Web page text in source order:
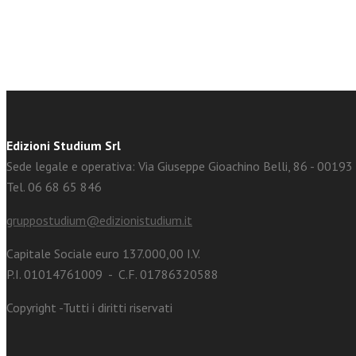
Edizioni Studium Srl
Sede legale e operativa: Via Giuseppe Gioachino Belli, 86 - 00193
Tel. 06 68 65 846
gruppostudium@edizionistudium.it
Capitale Sociale euro 137.000,00 I.V.
P.I. 01014761009 - C.F. 01786320588
Copyright -Tutti i diritti riservati